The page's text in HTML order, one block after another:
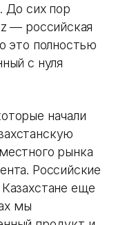
До сих пор
— российская
это полностью
с нуля
начали
рынка
Российские
еще
мы